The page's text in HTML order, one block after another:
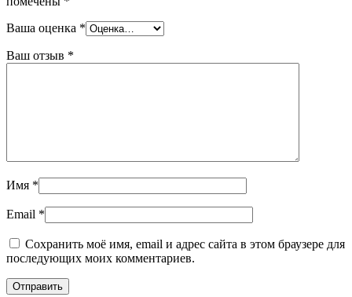
Ваша оценка *
Ваш отзыв *
Имя *
Email *
Сохранить моё имя, email и адрес сайта в этом браузере для
последующих моих комментариев.